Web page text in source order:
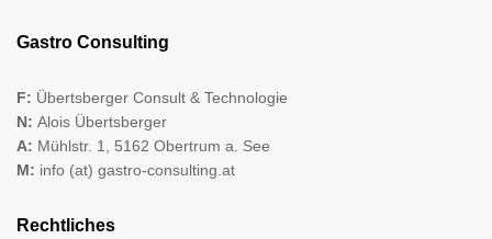
Gastro Consulting
F: Übertsberger Consult & Technologie
N: Alois Übertsberger
A: Mühlstr. 1, 5162 Obertrum a. See
M: info (at) gastro-consulting.at
Rechtliches